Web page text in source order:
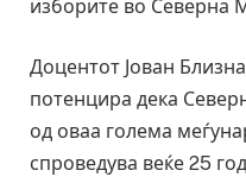
изборите во Северна
Доцентот Јован
потенцира дека
од оваа голема
спроведува веќе 25